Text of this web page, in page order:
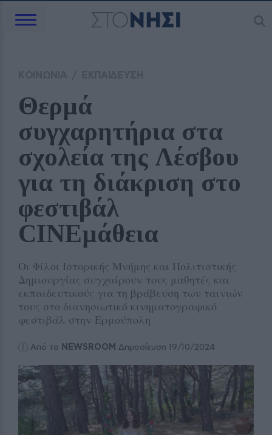
Θερμά
συγχαρητήρια στα
σχολεία της Λέσβου
για τη διάκριση στο
φεστιβάλ
CINEμάθεια
Οι Φίλοι Ιστορικής Μνήμης και Πολιτιστικής
Δημιουργίας συγχαίρουν τους μαθητές και
εκπαιδευτικούς για τη βράβευση των ταινιών
τους στο διανησιωτικό κινηματογραφικό
φεστιβάλ στην Ερμούπολη
Από το NEWSROOM Δημοσίευση 19/10/2024